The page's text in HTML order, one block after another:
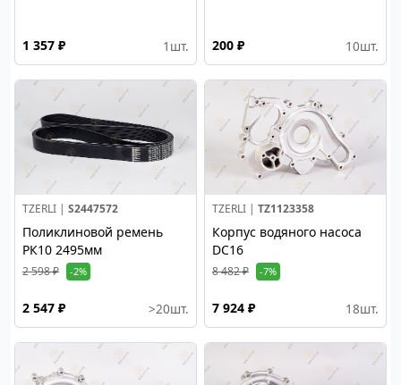
1 357 ₽ 1 шт. 200 ₽ 10шт.
TZERLI | S2447572
Поликлиновой ремень
РК10 2495мм
2 598 ₽ -2%
2 547 ₽ >20шт.
TZERLI | TZ1123358
Корпус водяного насоса
DC16
8 482 ₽ -7%
7 924 ₽ 18шт.